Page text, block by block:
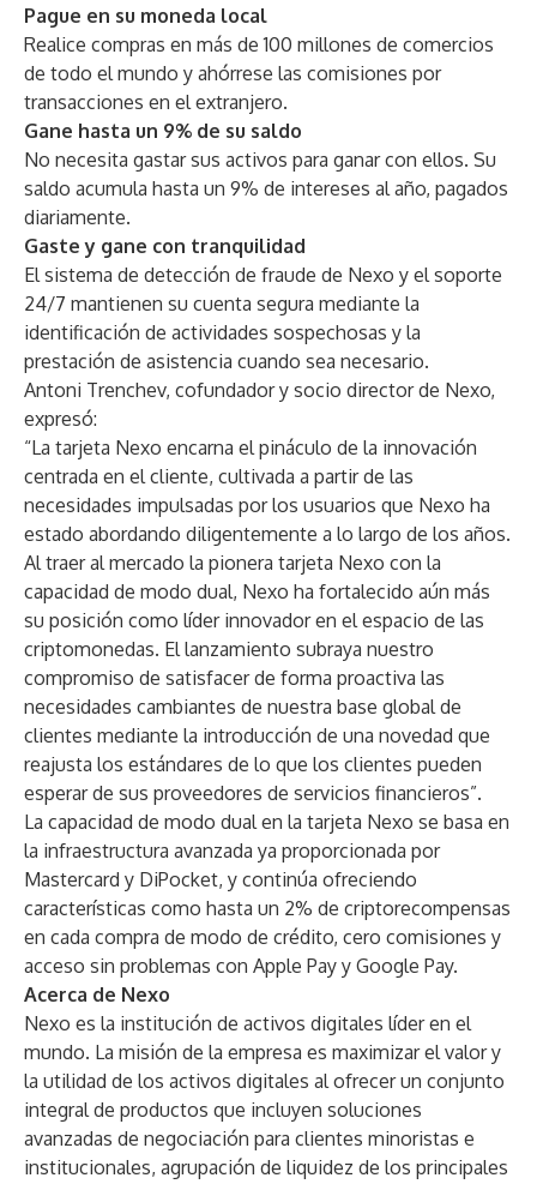
Pague en su moneda local
Realice compras en más de 100 millones de comercios
de todo el mundo y ahórrese las comisiones por
transacciones en el extranjero.
Gane hasta un 9% de su saldo
No necesita gastar sus activos para ganar con ellos. Su
saldo acumula hasta un 9% de intereses al año, pagados
diariamente.
Gaste y gane con tranquilidad
El sistema de detección de fraude de Nexo y el soporte
24/7 mantienen su cuenta segura mediante la
identificación de actividades sospechosas y la
prestación de asistencia cuando sea necesario.
Antoni Trenchev, cofundador y socio director de Nexo,
expresó:
“La tarjeta Nexo encarna el pináculo de la innovación
centrada en el cliente, cultivada a partir de las
necesidades impulsadas por los usuarios que Nexo ha
estado abordando diligentemente a lo largo de los años.
Al traer al mercado la pionera tarjeta Nexo con la
capacidad de modo dual, Nexo ha fortalecido aún más
su posición como líder innovador en el espacio de las
criptomonedas. El lanzamiento subraya nuestro
compromiso de satisfacer de forma proactiva las
necesidades cambiantes de nuestra base global de
clientes mediante la introducción de una novedad que
reajusta los estándares de lo que los clientes pueden
esperar de sus proveedores de servicios financieros”.
La capacidad de modo dual en la tarjeta Nexo se basa en
la infraestructura avanzada ya proporcionada por
Mastercard y DiPocket, y continúa ofreciendo
características como hasta un 2% de criptorecompensas
en cada compra de modo de crédito, cero comisiones y
acceso sin problemas con Apple Pay y Google Pay.
Acerca de Nexo
Nexo es la institución de activos digitales líder en el
mundo. La misión de la empresa es maximizar el valor y
la utilidad de los activos digitales al ofrecer un conjunto
integral de productos que incluyen soluciones
avanzadas de negociación para clientes minoristas e
institucionales, agrupación de liquidez de los principales